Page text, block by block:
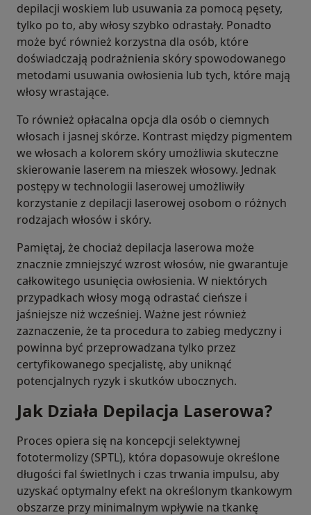
depilacji woskiem lub usuwania za pomocą pęsety,
tylko po to, aby włosy szybko odrastały. Ponadto
może być również korzystna dla osób, które
doświadczają podrażnienia skóry spowodowanego
metodami usuwania owłosienia lub tych, które mają
włosy wrastające.
To również opłacalna opcja dla osób o ciemnych
włosach i jasnej skórze. Kontrast między pigmentem
we włosach a kolorem skóry umożliwia skuteczne
skierowanie laserem na mieszek włosowy. Jednak
postępy w technologii laserowej umożliwiły
korzystanie z depilacji laserowej osobom o różnych
rodzajach włosów i skóry.
Pamiętaj, że chociaż depilacja laserowa może
znacznie zmniejszyć wzrost włosów, nie gwarantuje
całkowitego usunięcia owłosienia. W niektórych
przypadkach włosy mogą odrastać cieńsze i
jaśniejsze niż wcześniej. Ważne jest również
zaznaczenie, że ta procedura to zabieg medyczny i
powinna być przeprowadzana tylko przez
certyfikowanego specjalistę, aby uniknąć
potencjalnych ryzyk i skutków ubocznych.
Jak Działa Depilacja Laserowa?
Proces opiera się na koncepcji selektywnej
fototermolizy (SPTL), która dopasowuje określone
długości fal świetlnych i czas trwania impulsu, aby
uzyskać optymalny efekt na określonym tkankowym
obszarze przy minimalnym wpływie na tkankę